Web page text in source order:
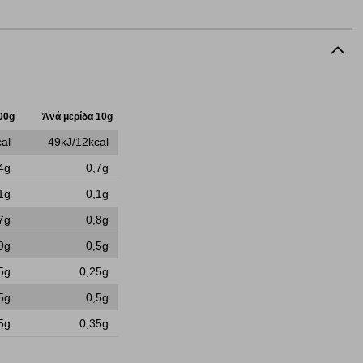
Άνά μερίδα 10g
49kJ/12kcal
0,7g
0,1g
0,8g
0,5g
0,25g
0,5g
0,35g
εφ΄ όσον το επιλέξετε, απομνημονεύοντας τις προτιμήσεις
να επιλέξετε τις λοιπές κατηγορίες κάνοντας κλικ στο
μπορεί να επηρεάσει την εμπειρία της περιήγησής
ορισθούν από εμάς ή /και από τρίτους παρόχους, των
ενδέχεται να μην λειτουργούν σωστά.
μπορεί να χρησιμοποιηθούν από τους ανωτέρω
λειτουργούν αναγνωρίζοντας με μοναδικό τρόπο
μας σε διαφορετικούς ιστότοπους.
να βελτιώσουμε την απόδοσή του. Μας βοηθούν